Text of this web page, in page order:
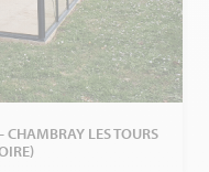
LES TOURS